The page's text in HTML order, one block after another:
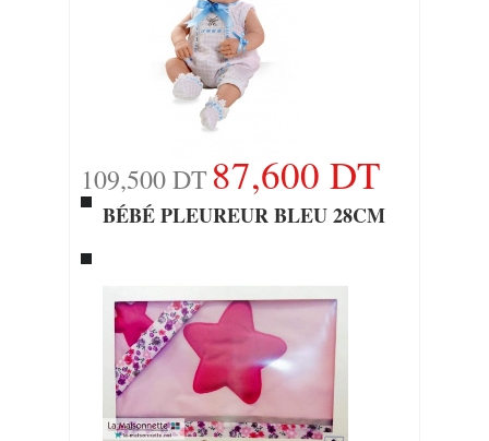
109,500 DT87,600 DT
BÉBÉ PLEUREUR BLEU 28CM